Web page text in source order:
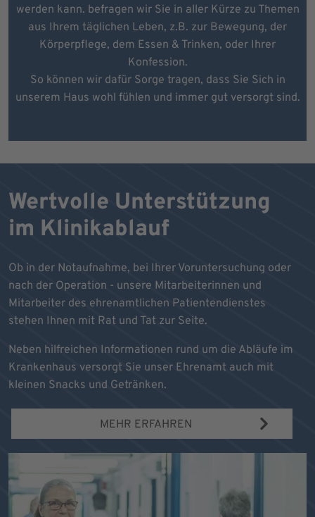
werden kann. befragen wir Sie in aller Kürze zu Themen
aus Ihrem täglichen Leben, z.B. zur Bewegung, der
Körperpflege, dem Essen & Trinken, oder Ihrer
Konfession.
So können wir dafür Sorge tragen, dass Sie Sich in
unserem Haus wohl fühlen und immer gut versorgt sind.
Wertvolle Unterstützung
im Klinikablauf
Ob in der Notaufnahme, bei Ihrer Voruntersuchung oder
nach der Operation - unsere Mitarbeiterinnen und
Mitarbeiter des ehrenamtlichen Patientendienstes
stehen Ihnen mit Rat und Tat zur Seite.
Neben hilfreichen Informationen rund um die Abläufe im
Krankenhaus versorgt Sie unser Ehrenamt auch mit
kleinen Snacks und Getränken.
MEHR ERFAHREN